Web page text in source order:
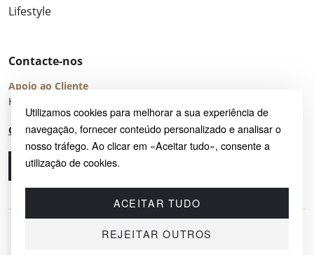
Utilizamos cookies para melhorar a sua experiência de
navegação, fornecer conteúdo personalizado e analisar o
nosso tráfego. Ao clicar em «Aceitar tudo», consente a
utilização de cookies.
ACEITAR TUDO
REJEITAR OUTROS
Lifestyle
Contacte-nos
Apoio ao Cliente
Horário de Atendimento: seg – sex 8:00 – 16:00 (UTC+2)
Centro de Ajuda
Ligue-nos